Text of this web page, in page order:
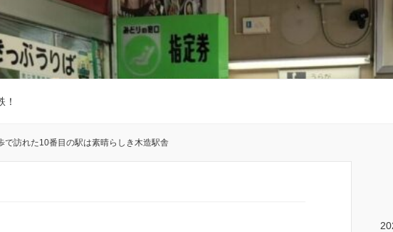
訪れた10番目の駅は素晴らしき木造駅舎